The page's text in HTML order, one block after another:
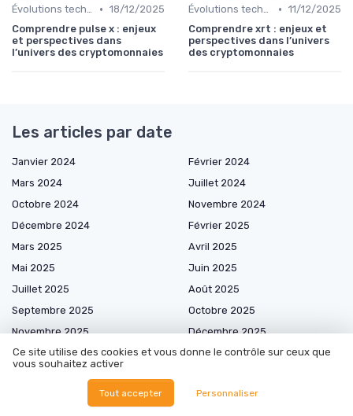
Évolutions technologiques (DeFi, NFTs, etc.) • 18/12/2025
Comprendre pulse x : enjeux
et perspectives dans
l’univers des cryptomonnaies
Évolutions technologiques (DeFi, NFTs, etc.) • 11/12/2025
Comprendre xrt : enjeux et
perspectives dans l’univers
des cryptomonnaies
Les articles par date
Janvier 2024
Février 2024
Mars 2024
Juillet 2024
Octobre 2024
Novembre 2024
Décembre 2024
Février 2025
Mars 2025
Avril 2025
Mai 2025
Juin 2025
Juillet 2025
Août 2025
Septembre 2025
Octobre 2025
Novembre 2025
Décembre 2025
Janvier 2026
Février 2026
Juin 2026
Ce site utilise des cookies et vous donne le contrôle sur ceux que
vous souhaitez activer
Tout accepter Personnaliser